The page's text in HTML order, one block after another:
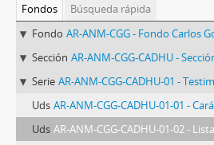
Fondos
Búsqueda rápida
Fondo AR-ANM-CGG - Fondo Carlos
Sección AR-ANM-CGG-CADHU - Sección
Serie AR-ANM-CGG-CADHU-01 - Testimonios de la
Uds AR-ANM-CGG-CADHU-01-01 -
Uds AR-ANM-CGG-CADHU-01-02 -